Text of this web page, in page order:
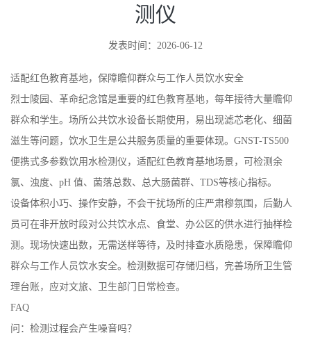
测仪
发表时间：2026-06-12
适配红色教育基地，保障瞻仰群众与工作人员饮水安全
烈士陵园、革命纪念馆是重要的红色教育基地，每年接待大量瞻仰
群众和学生。场所公共饮水设备长期使用，易出现滤芯老化、细菌
滋生等问题，饮水卫生是公共服务质量的重要体现。GNST-TS500
便携式多参数饮用水检测仪，适配红色教育基地场景，可检测余
氯、浊度、pH 值、菌落总数、总大肠菌群、TDS等核心指标。
设备体积小巧、操作安静，不会干扰场所的庄严肃穆氛围，后勤人
员可在非开放时段对公共饮水点、食堂、办公区的供水进行抽样检
测。现场快速出数，无需送样等待，及时排查水质隐患，保障瞻仰
群众与工作人员饮水安全。检测数据可存储归档，完善场所卫生管
理台账，应对文旅、卫生部门日常检查。
FAQ
问：检测过程会产生噪音吗？